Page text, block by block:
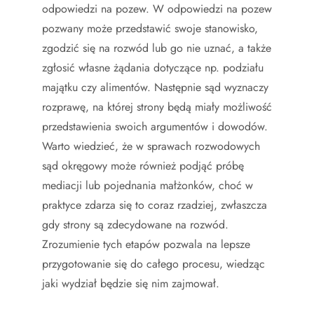
odpowiedzi na pozew. W odpowiedzi na pozew
pozwany może przedstawić swoje stanowisko,
zgodzić się na rozwód lub go nie uznać, a także
zgłosić własne żądania dotyczące np. podziału
majątku czy alimentów. Następnie sąd wyznaczy
rozprawę, na której strony będą miały możliwość
przedstawienia swoich argumentów i dowodów.
Warto wiedzieć, że w sprawach rozwodowych
sąd okręgowy może również podjąć próbę
mediacji lub pojednania małżonków, choć w
praktyce zdarza się to coraz rzadziej, zwłaszcza
gdy strony są zdecydowane na rozwód.
Zrozumienie tych etapów pozwala na lepsze
przygotowanie się do całego procesu, wiedząc
jaki wydział będzie się nim zajmował.